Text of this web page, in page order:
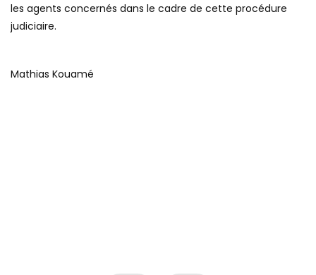
les agents concernés dans le cadre de cette procédure
judiciaire.
Mathias Kouamé